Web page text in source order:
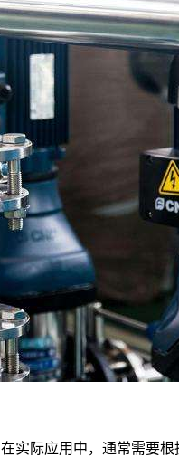
际应用中，通常需要根